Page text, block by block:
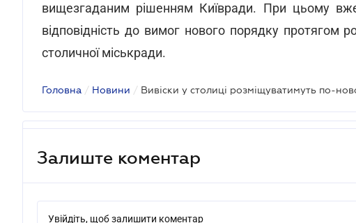
вищезгаданим рішенням Київради. При цьому
відповідність до вимог нового порядку протягом
столичної міськради.
Головна / Новини / Вивіски у столиці розміщуватимуть по-
Залиште коментар
Увійдіть, щоб залишити коментар